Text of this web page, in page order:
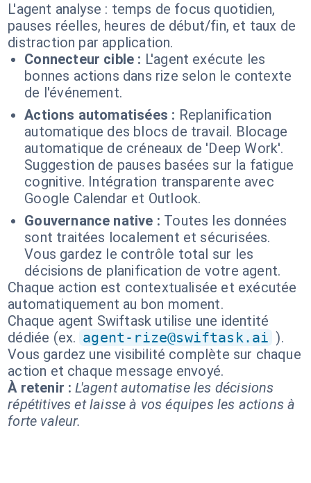
L'agent analyse : temps de focus quotidien,
pauses réelles, heures de début/fin, et taux de
distraction par application.
Connecteur cible : L'agent exécute les
bonnes actions dans rize selon le contexte
de l'événement.
Actions automatisées : Replanification
automatique des blocs de travail. Blocage
automatique de créneaux de 'Deep Work'.
Suggestion de pauses basées sur la fatigue
cognitive. Intégration transparente avec
Google Calendar et Outlook.
Gouvernance native : Toutes les données
sont traitées localement et sécurisées.
Vous gardez le contrôle total sur les
décisions de planification de votre agent.
Chaque action est contextualisée et exécutée
automatiquement au bon moment.
Chaque agent Swiftask utilise une identité
dédiée (ex. agent-rize@swiftask.ai ).
Vous gardez une visibilité complète sur chaque
action et chaque message envoyé.
À retenir : L'agent automatise les décisions
répétitives et laisse à vos équipes les actions à
forte valeur.